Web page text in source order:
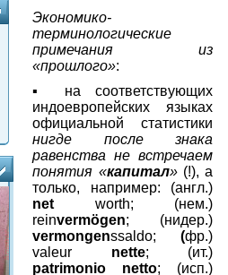
Экономико-
терминологические
примечания из
«прошлого»:
▪ на соответствующих
индоевропейских языках
официальной статистики
нигде после знака
равенства не встречаем
понятия «капитал»(!), а
только, например: (англ.)
net
worth; (нем.)
reinvermögen;
(нидер.)
vermongenssaldo; (фр.)
valeur
nette; (ит.)
patrimonio
netto; (исп.)